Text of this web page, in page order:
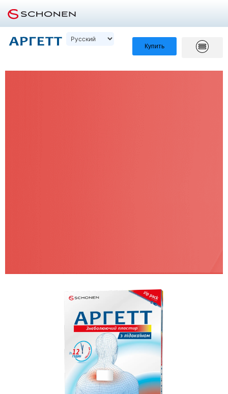
Купить
Пластырь Аргетт с
лидокаином —
местное
обезболивание
При локальной боли в спине. Пластырь 10*14 см.